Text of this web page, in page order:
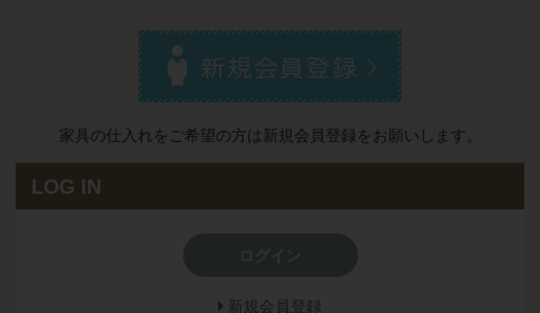
家具の仕入れをご希望の方は新規会員登録をお願いします。
LOG IN
新規会員登録